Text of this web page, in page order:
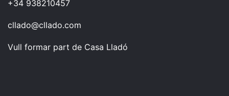
+34 938210457
cllado@cllado.com
Vull formar part de Casa Lladó